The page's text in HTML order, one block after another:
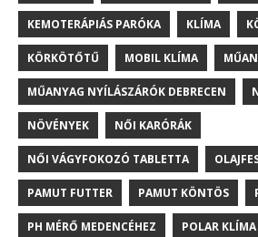
KEMOTERÁPIÁS PARÓKA KLÍMA
KÖRKÖTŐTŰ MOBIL KLÍMA
MŰANYAG NYÍLÁSZÁRÓK DEBRECEN
NÖVÉNYEK NŐI KARÓRÁK
NŐI VÁGYFOKOZÓ TABLETTA
PAMUT FUTTER PAMUT KÖNTÖS
PH MÉRŐ MEDENCÉHEZ POLAR KLÍMA